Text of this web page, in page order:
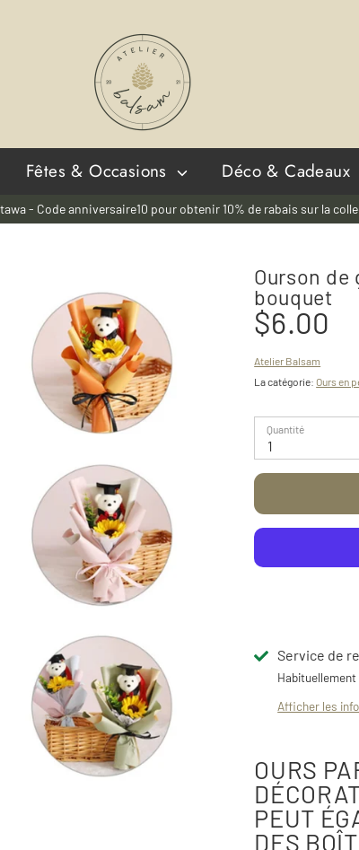
Fêtes & Occasions Déco & Cadeaux
- Code anniversaire10 pour obtenir 10% de rabais sur la
Ourson
bouquet
$6.00
Atelier Balsam
La catégorie: Ours en
Quantité
1
Service de
Habituellement
Afficher les
OURS
PEUT
DES